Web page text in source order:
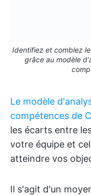
Identifiez et comblez
grâce au modèle
Le modèle
compétences de
les écarts entre
votre équipe et
atteindre vos
Il s'agit d'un